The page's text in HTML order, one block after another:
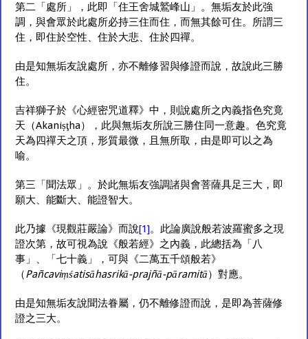
第二「處所」，此即「住王舍城鷲峰山」。無垢友於此強
調，與會眾於此處所必持三住而住，而無其餘可住。所謂三
住，即住於空性、住於大悲、住於四禪。
由是知無垢友說處所，亦不離修習與修證而說，故說此三勝
住。
吉祥獅子於《心經密咒道釋》中，則說處所之內義指色究竟
天（Akaniṣţha），此與無垢友所說三勝住同一意趣。色究竟
天為四禪天之頂，形質最微，且無所取，由是即可以之為
喻。
第三「聞法眾」。於此無垢友強調諸與會菩薩具足三大，即
願大、能斷大、能證智大。
此乃據《現觀莊嚴論》而說[1]。此論廣說般若波羅蜜多之現
證次第，故可視為說《般若經》之內義，此總括為「八
事」、「七十義」，可與《二萬五千頌般若》
（Pañcaviṃśatisāhasrikā-prajñā-pāramitā）對應。
由是知無垢友說聞法眷屬，仍不離修證而說，是即為菩薩修
證之三大。